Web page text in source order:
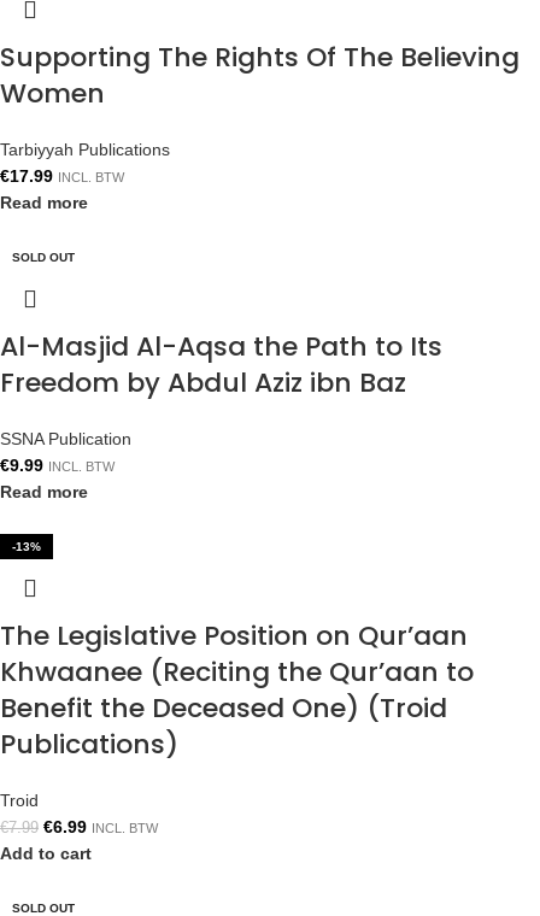
Supporting The Rights Of The Believing
Women
Tarbiyyah Publications
€17.99 INCL. BTW
Read more
SOLD OUT
Al-Masjid Al-Aqsa the Path to Its
Freedom by Abdul Aziz ibn Baz
SSNA Publication
€9.99 INCL. BTW
Read more
-13%
The Legislative Position on Qur’aan
Khwaanee (Reciting the Qur’aan to
Benefit the Deceased One) (Troid
Publications)
Troid
€7.99 €6.99 INCL. BTW
Add to cart
SOLD OUT